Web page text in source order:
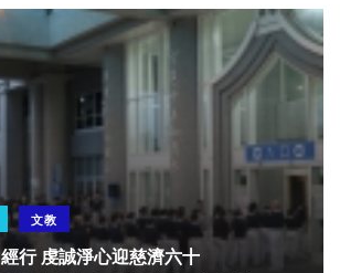
文教
行 虔誠淨心迎慈濟六十
聞